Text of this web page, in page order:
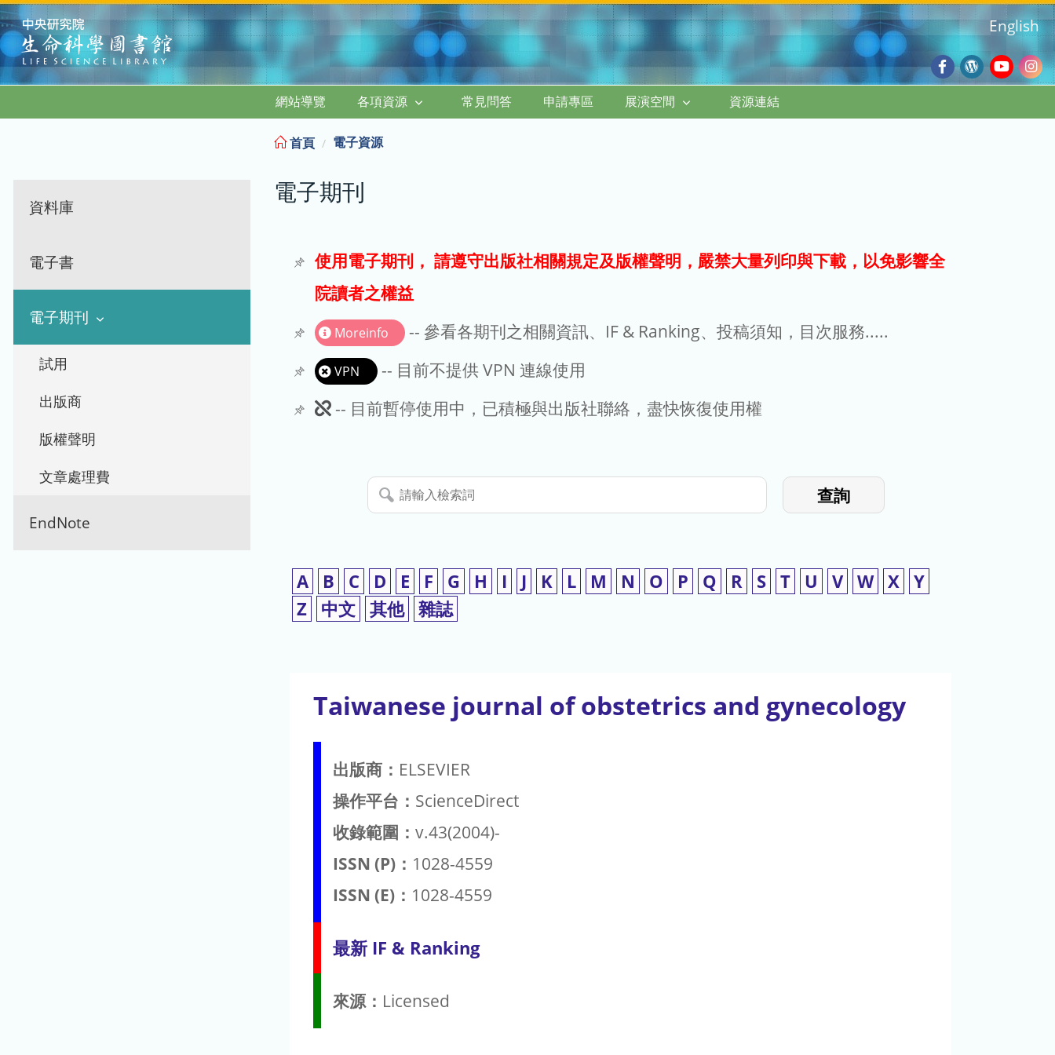
:::
Facebook
Wordpress
Blog
English
網站導覽 各項資源 常見問答 申請專區 展演空間 資源連結
資料庫
電子書
電子期刊
試用
出版商
版權聲明
文章處理費
EndNote
首頁 電子資源
電子期刊
使用電子期刊， 請遵守出版社相關規定及版權聲明，嚴禁大量列印與下載，以免影響全
院讀者之權益
Moreinfo -- 參看各期刊之相關資訊、IF & Ranking、投稿須知，目次服務.....
VPN
-- 目前不提供 VPN 連線使用
此
使
用
-- 目前暫停使用中，已積極與出版社聯絡，盡快恢復使用權
請
輸
索
詞
查詢
A B C D E F G H I J K L M N O P Q R S T U V W X Y
Z
中文 其他 雜誌
Taiwanese journal of obstetrics and gynecology
出版商： ELSEVIER
操作平台： ScienceDirect
收錄範圍： v.43(2004)-
ISSN (P)： 1028-4559
ISSN (E)： 1028-4559
最新 IF & Ranking
來源： Licensed